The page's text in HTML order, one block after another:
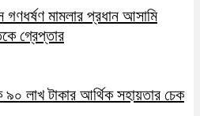
মামলার প্রধান আসামি
গ্রেপ্তার
লাখ টাকার আর্থিক সহায়তার চেক